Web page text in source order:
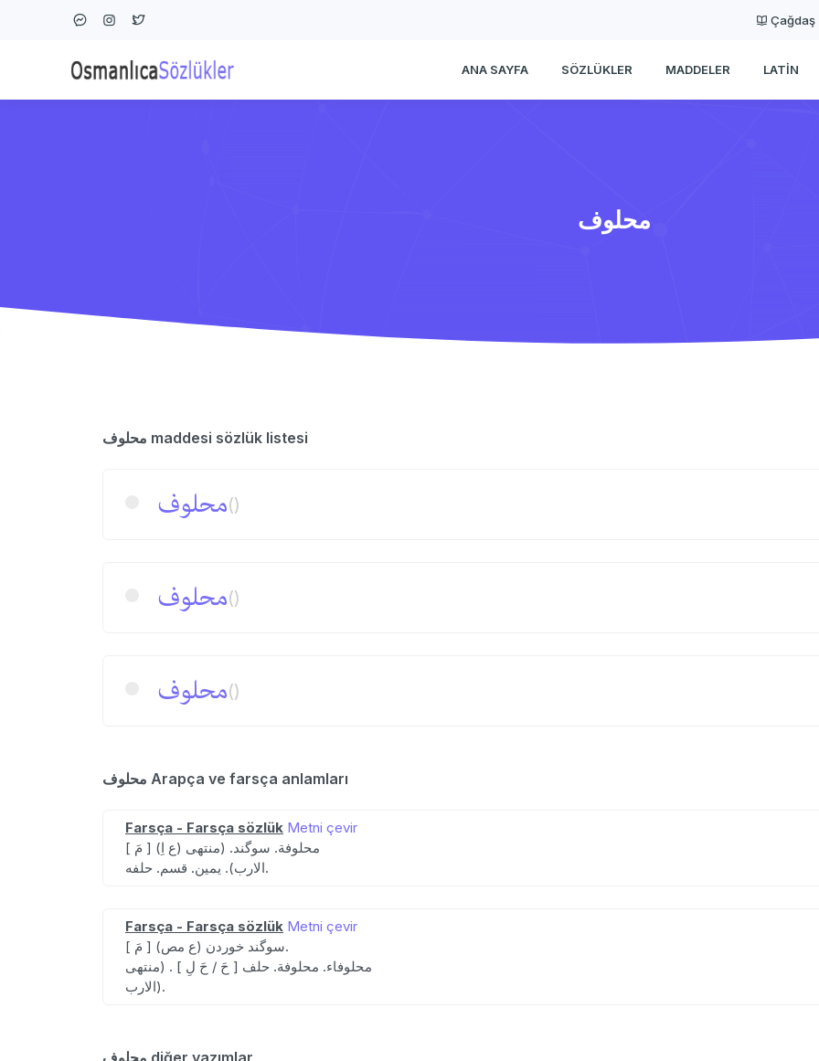
Çağdaş
ANA SAYFA SÖZLÜKLER MADDELER LATIN
محلوف
محلوف maddesi sözlük listesi
محلوف()
محلوف()
محلوف()
محلوف Arapça ve farsça anlamları
Farsça - Farsça sözlük Metni çevir
[ مَ ] (ع اِ) محلوفة. سوگند. (منتهی
الارب). یمین. قسم. حلفه.
Farsça - Farsça sözlük Metni çevir
[ مَ ] (ع مص) سوگند خوردن.
محلوفاء. محلوفة. حلف [ حَ / حَ لِ ] . (منتهی
الارب).
محلوف diğer yazımlar